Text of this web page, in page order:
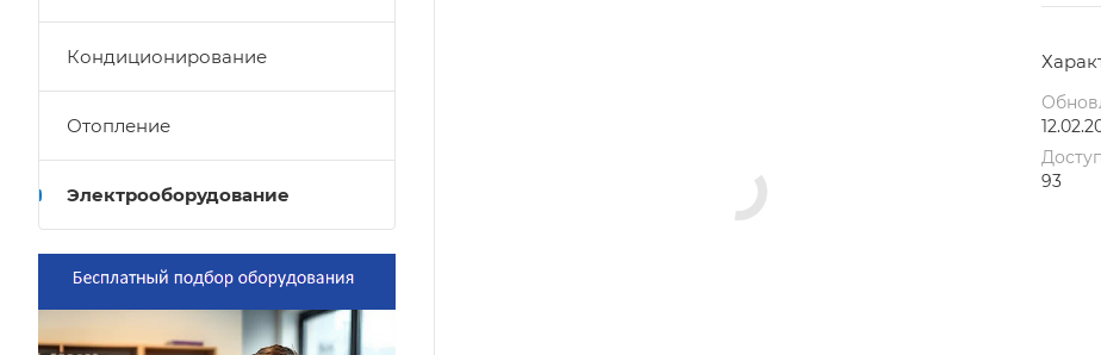
93
Кондиционирование
Отопление
Электрооборудование